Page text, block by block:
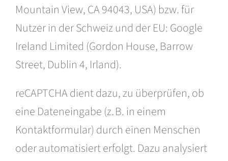
Mountain View, CA 94043, USA) bzw. für
Nutzer in der Schweiz und der EU: Google
Ireland Limited (Gordon House, Barrow
Street, Dublin 4, Irland).
reCAPTCHA dient dazu, zu überprüfen, ob
eine Dateneingabe (z. B. in einem
Kontaktformular) durch einen Menschen
oder automatisiert erfolgt. Dazu analysiert